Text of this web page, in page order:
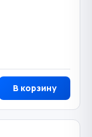
В корзину